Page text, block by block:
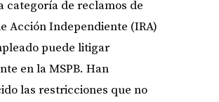
categoría de reclamos de
Acción Independiente (IRA)
puede litigar
en la MSPB. Han
las restricciones que no